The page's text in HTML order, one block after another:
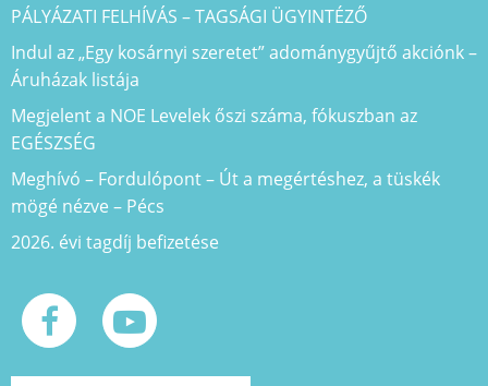
PÁLYÁZATI FELHÍVÁS – TAGSÁGI ÜGYINTÉZŐ
Indul az „Egy kosárnyi szeretet” adománygyűjtő akciónk –
Áruházak listája
Megjelent a NOE Levelek őszi száma, fókuszban az
EGÉSZSÉG
Meghívó – Fordulópont – Út a megértéshez, a tüskék
mögé nézve – Pécs
2026. évi tagdíj befizetése